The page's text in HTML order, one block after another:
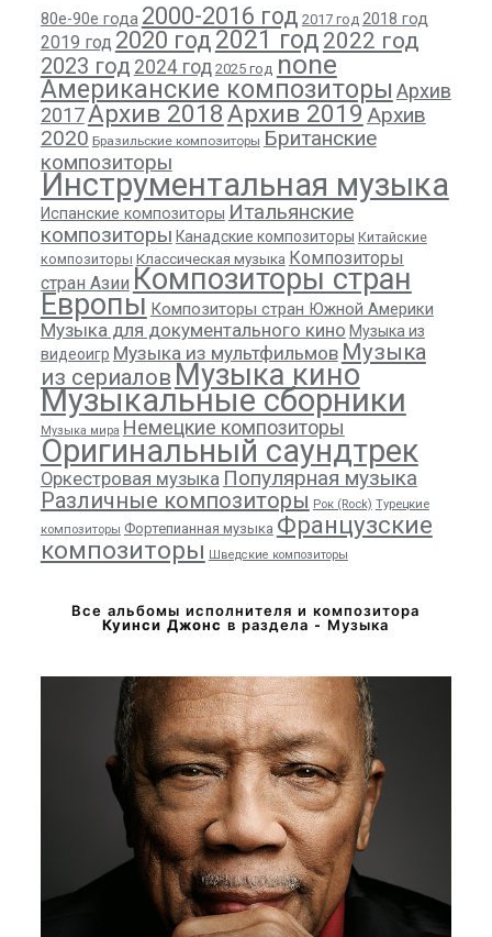
80е-90е года 2000-2016 год 2017 год 2018 год
2019 год 2020 год 2021 год 2022 год
2023 год 2024 год 2025 год none
Американские композиторы Архив
2017Архив 2018Архив 2019Архив
2020 Бразильские композиторы Британские
композиторы
Инструментальная музыка
Испанские композиторы Итальянские
композиторы Канадские композиторы Китайские
композиторы Классическая музыка Композиторы
стран Азии Композиторы стран
Европы Композиторы стран Южной Америки
Музыка для документального кино Музыка из
видеоигр Музыка из мультфильмов Музыка
из сериалов Музыка кино
Музыкальные сборники
Музыка мира Немецкие композиторы
Оригинальный саундтрек
Оркестровая музыка Популярная музыка
Различные композиторы Рок (Rock) Турецкие
композиторы Фортепианная музыка Французские
композиторы Шведские композиторы
Все альбомы исполнителя и композитора
Куинси Джонс в раздела - Музыка